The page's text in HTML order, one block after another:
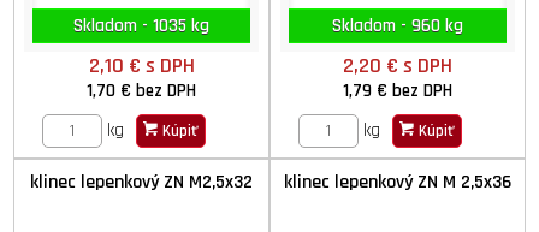
Skladom - 1035 kg
2,10 € s DPH
1,70 €bez DPH
kg
Kúpiť
Skladom - 960 kg
2,20 € s DPH
1,79 € bez DPH
kg
Kúpiť
klinec lepenkový ZN M2,5x32 klinec lepenkový ZN M 2,5x36